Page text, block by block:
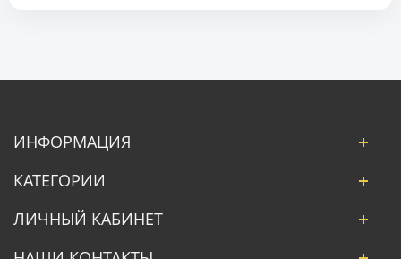
ИНФОРМАЦИЯ
КАТЕГОРИИ
ЛИЧНЫЙ КАБИНЕТ